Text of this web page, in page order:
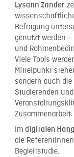
Lysann Zander
Befragung
genutzt werden
und
Viele Tools
Mittelpunkt
sondern auch
Studierenden
Zusammenarbeit.
Im digitalen
die
Begleitstudie.